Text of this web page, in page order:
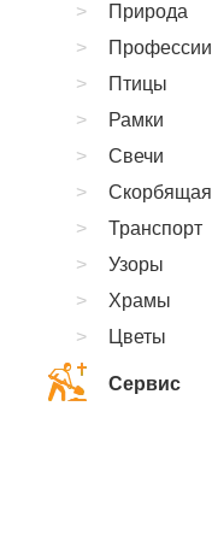
Природа
Профессии
Птицы
Рамки
Свечи
Скорбящая
Транспорт
Узоры
Храмы
Цветы
Сервис